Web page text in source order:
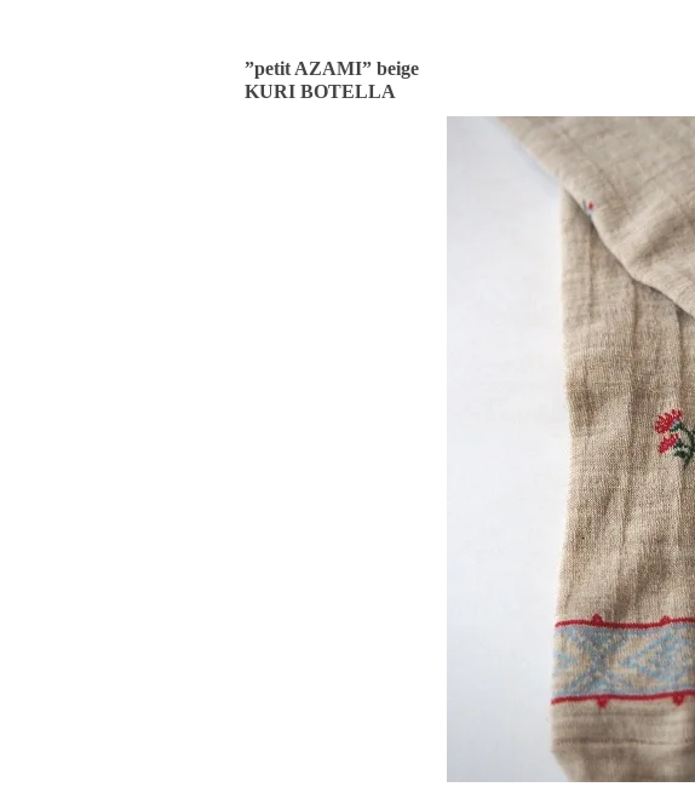
”petit AZAMI” beige
KURI BOTELLA